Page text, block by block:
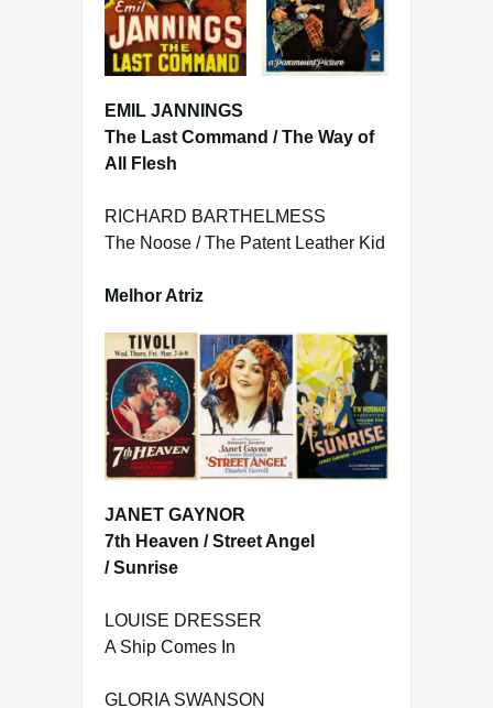
EMIL JANNINGS
The Last Command / The Way of
All Flesh
RICHARD BARTHELMESS
The Noose / The Patent Leather Kid
Melhor Atriz
JANET GAYNOR
7th Heaven / Street Angel
/ Sunrise
LOUISE DRESSER
A Ship Comes In
GLORIA SWANSON